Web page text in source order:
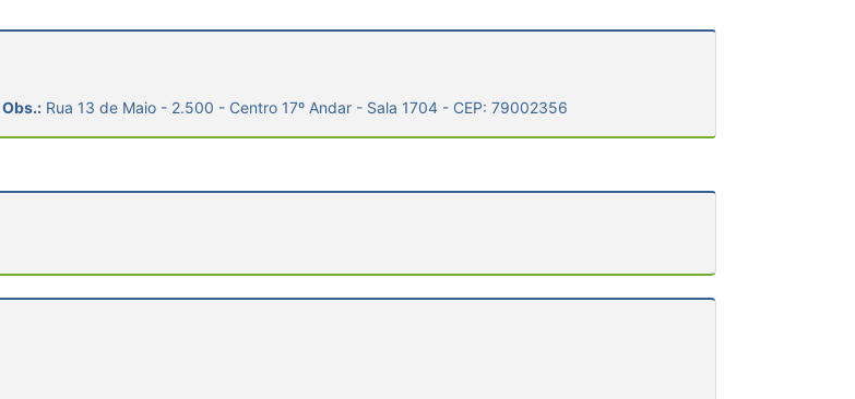
Obs.: Rua 13 de Maio - 2.500 - Centro 17º Andar - Sala 1704 - CEP: 79002356